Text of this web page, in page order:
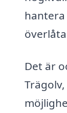
Det är